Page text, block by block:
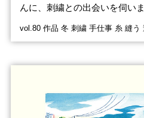
んに、刺繍との出会いを伺いま
vol.80 作品 冬 刺繍 手仕事 糸 縫う